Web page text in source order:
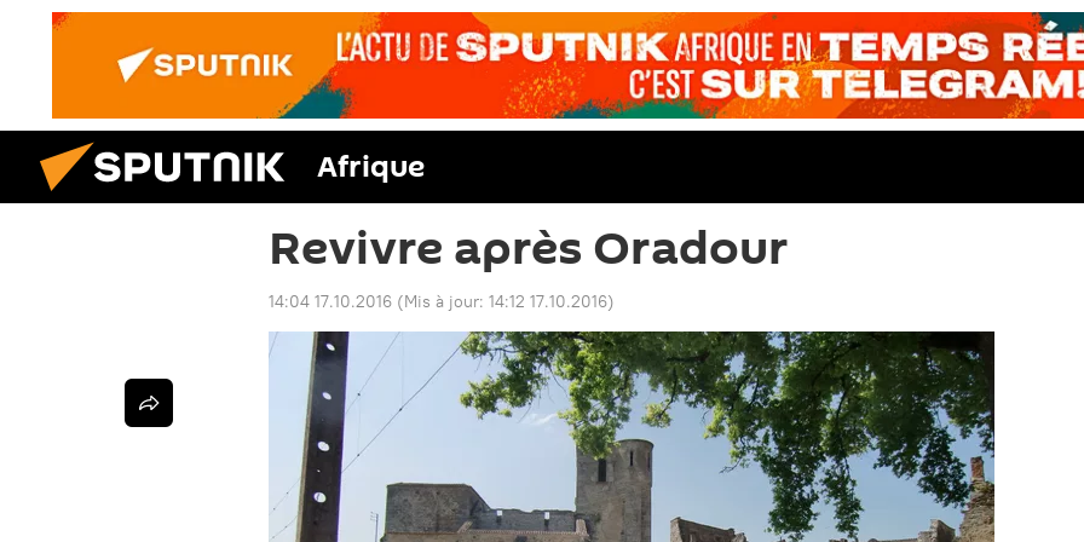
Afrique
Revivre après Oradour
14:04 17.10.2016 (Mis à jour: 14:12 17.10.2016)